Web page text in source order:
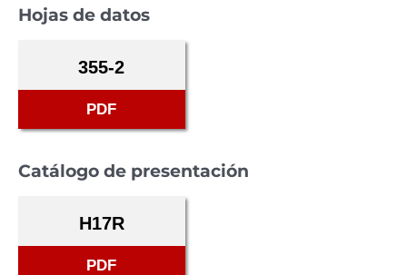
Hojas de datos
355-2
PDF
Catálogo de presentación
H17R
PDF